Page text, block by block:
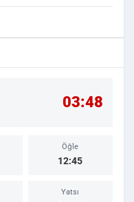
03:48
Öğle
12:45
Yatsı